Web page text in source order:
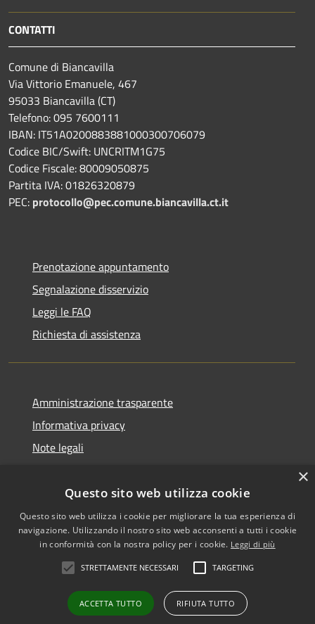
CONTATTI
Comune di Biancavilla
Via Vittorio Emanuele, 467
95033 Biancavilla (CT)
Telefono: 095 7600111
IBAN: IT51A0200883881000300706079
Codice BIC/Swift: UNCRITM1G75
Codice Fiscale: 80009050875
Partita IVA: 01826320879
PEC: protocollo@pec.comune.biancavilla.ct.it
Prenotazione appuntamento
Segnalazione disservizio
Leggi le FAQ
Richiesta di assistenza
Amministrazione trasparente
Informativa privacy
Note legali
Accessibilità
Mappa del sito
Copyright © 2026 • Comune di
Municipium•Accesso
redazione
×
Questo sito web utilizza cookie
Questo sito web utilizza i cookie per migliorare la tua esperienza di
navigazione. Utilizzando il nostro sito web acconsenti a tutti i cookie
in conformità con la nostra policy per i cookie. Leggi di più
STRETTAMENTE NECESSARI TARGETING
ACCETTA TUTTO RIFIUTA TUTTO